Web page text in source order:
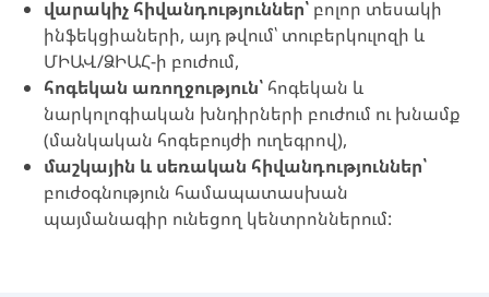
վարակիչ հիվանդություններ՝ բոլոր տեսակի
ինֆեկցիաների, այդ թվում՝ տուբերկուլոզի և
ՄԻԱՎ/ՁԻԱՀ-ի բուժում,
հոգեկան առողջություն՝ հոգեկան և
նարկոլոգիական խնդիրների բուժում ու խնամք
(մանկական հոգեբույժի ուղեգրով),
մաշկային և սեռական հիվանդություններ՝
բուժօգնություն համապատասխան
պայմանագիր ունեցող կենտրոններում: